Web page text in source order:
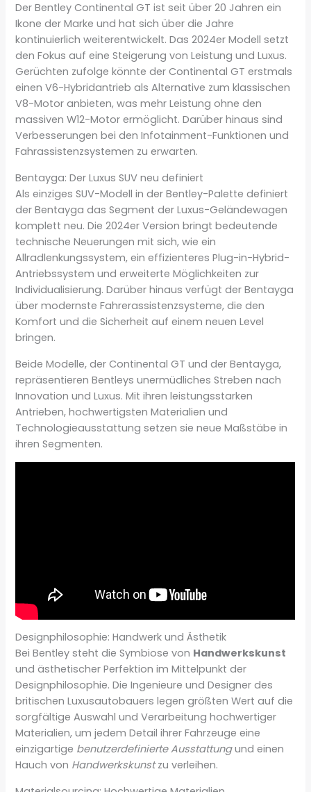
Der Bentley Continental GT ist seit über 20 Jahren ein
Ikone der Marke und hat sich über die Jahre
kontinuierlich weiterentwickelt. Das 2024er Modell setzt
den Fokus auf eine Steigerung von Leistung und Luxus.
Gerüchten zufolge könnte der Continental GT erstmals
einen V6-Hybridantrieb als Alternative zum klassischen
V8-Motor anbieten, was mehr Leistung ohne den
massiven W12-Motor ermöglicht. Darüber hinaus sind
Verbesserungen bei den Infotainment-Funktionen und
Fahrassistenzsystemen zu erwarten.
Bentayga: Der Luxus SUV neu definiert
Als einziges SUV-Modell in der Bentley-Palette definiert
der Bentayga das Segment der Luxus-Geländewagen
komplett neu. Die 2024er Version bringt bedeutende
technische Neuerungen mit sich, wie ein
Allradlenkungssystem, ein effizienteres Plug-in-Hybrid-
Antriebssystem und erweiterte Möglichkeiten zur
Individualisierung. Darüber hinaus verfügt der Bentayga
über modernste Fahrerassistenzsysteme, die den
Komfort und die Sicherheit auf einem neuen Level
bringen.
Beide Modelle, der Continental GT und der Bentayga,
repräsentieren Bentleys unermüdliches Streben nach
Innovation und Luxus. Mit ihren leistungsstarken
Antrieben, hochwertigsten Materialien und
Technologieausstattung setzen sie neue Maßstäbe in
ihren Segmenten.
Designphilosophie: Handwerk und Ästhetik
Bei Bentley steht die Symbiose von Handwerkskunst
und ästhetischer Perfektion im Mittelpunkt der
Designphilosophie. Die Ingenieure und Designer des
britischen Luxusautobauers legen größten Wert auf die
sorgfältige Auswahl und Verarbeitung hochwertiger
Materialien, um jedem Detail ihrer Fahrzeuge eine
einzigartige benutzerdefinierte Ausstattungund einen
Hauch von Handwerkskunstzu verleihen.